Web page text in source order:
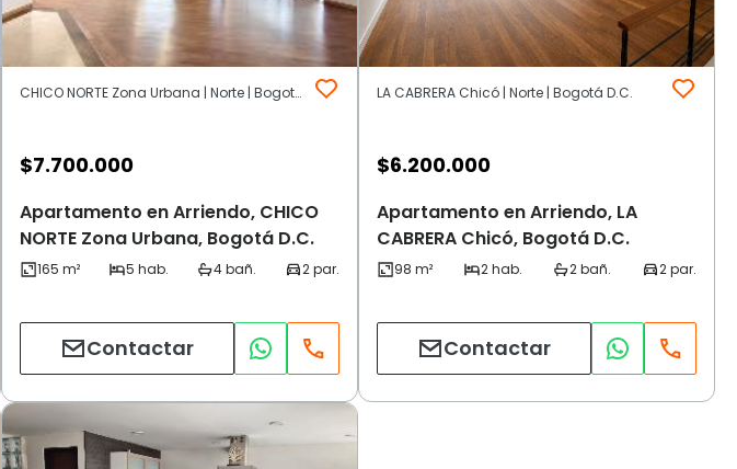
CHICO NORTE Zona Urbana | Norte | Bogotá D.C.
$7.700.000
Apartamento en Arriendo, CHICO
NORTE Zona Urbana, Bogotá D.C.
Contactar
LA CABRERA Chicó | Norte | Bogotá D.C.
$6.200.000
Apartamento en Arriendo, LA
CABRERA Chicó, Bogotá D.C.
Contactar